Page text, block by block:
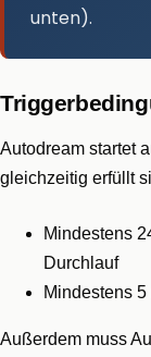
unten).
Autodream startet
gleichzeitig erfüllt
Mindestens
Durchlauf
Mindestens
Außerdem muss